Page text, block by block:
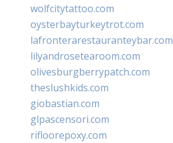
wolfcitytattoo.com
oysterbayturkeytrot.com
lafronterarestauranteybar.com
lilyandrosetearoom.com
olivesburgberrypatch.com
theslushkids.com
giobastian.com
glpascensori.com
rifloorepoxy.com